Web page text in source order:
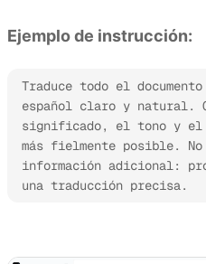
Ejemplo de instrucción:
Traduce todo el
español claro y natural.
significado, el tono y el
más fielmente posible. No
información adicional:
una traducción precisa.